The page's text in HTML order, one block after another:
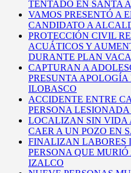
TENTADO EN SANTA
VAMOS PRESENTÓ A
CANDIDATO A
PROTECCIÓN CIVIL
ACUÁTICOS Y
DURANTE PLAN
CAPTURAN A
PRESUNTA
ILOBASCO
ACCIDENTE ENTRE
PERSONA
LOCALIZAN SIN VIDA
CAER A UN POZO EN
FINALIZAN LABORES
PERSONA QUE
IZALCO